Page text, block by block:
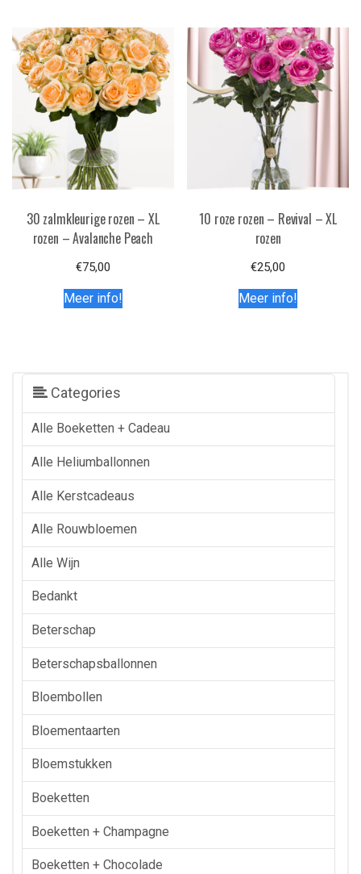
30 zalmkleurige rozen – XL
rozen – Avalanche Peach
€75,00
Meer info!
10 roze rozen – Revival – XL
rozen
€25,00
Meer info!
Categories
Alle Boeketten + Cadeau
Alle Heliumballonnen
Alle Kerstcadeaus
Alle Rouwbloemen
Alle Wijn
Bedankt
Beterschap
Beterschapsballonnen
Bloembollen
Bloementaarten
Bloemstukken
Boeketten
Boeketten + Champagne
Boeketten + Chocolade